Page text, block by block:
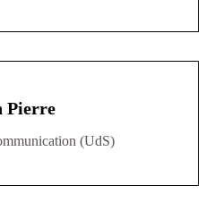
Pierre
(UdS)